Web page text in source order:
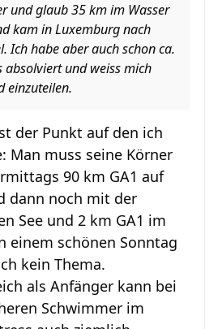
und glaub 35 km im Wasser
kam in Luxemburg nach
Ich habe aber auch schon ca.
absolviert und weiss mich
einzuteilen.
der Punkt auf den ich
Man muss seine Körner
90 km GA1 auf
dann noch mit der
See und 2 km GA1 im
einem schönen Sonntag
kein Thema.
als Anfänger kann bei
Schwimmer im